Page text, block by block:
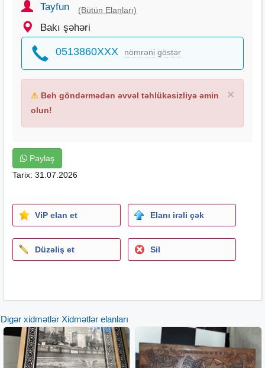
Tayfun (Bütün Elanları)
Bakı şəhəri
0513860XXX nömrəni göstər
×
⚠ Beh göndərmədən əvvəl təhlükəsizliyə əmin
olun!
Paylaş
Tarix: 31.07.2026
ViP elan et Elanı irəli çək
Düzəliş et Sil
Digər xidmətlər Xidmətlər elanları